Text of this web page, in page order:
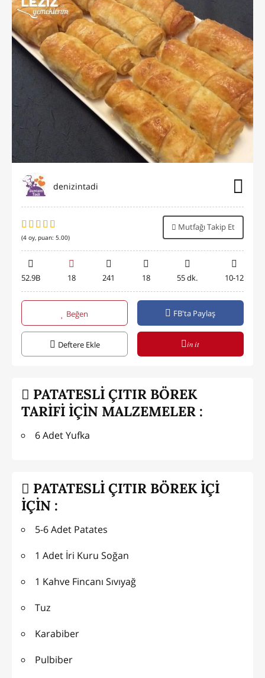
denizintadi
(4 oy, puan: 5.00)
Mutfağı Takip Et
52.9B 18 241 18 55 dk. 10-12
Beğen FB'ta Paylaş
Deftere Ekle in it
PATATESLİ ÇITIR BÖREK
TARİFİ İÇİN MALZEMELER :
6 Adet Yufka
PATATESLİ ÇITIR BÖREK İÇİ
İÇİN :
5-6 Adet Patates
1 Adet İri Kuru Soğan
1 Kahve Fincanı Sıvıyağ
Tuz
Karabiber
Pulbiber